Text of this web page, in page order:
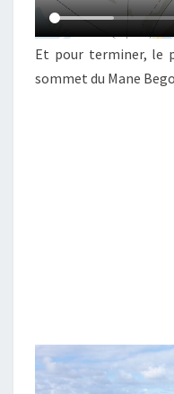
Et pour terminer, le
sommet du Mane Bego